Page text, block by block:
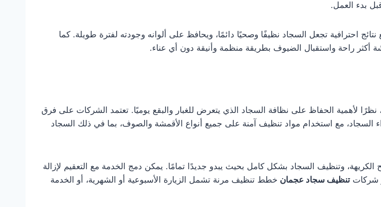
بدء العمل.
نتائج احترافية تجعل السجاد نظيفًا وصحيًا دائمًا، ويحافظ على ألوانه وجودته لفترة طويلة. كما
أكثر راحة واستقبال الضيوف بطريقة منظمة وأنيقة دون أي عناء.
نظرًا لأهمية الحفاظ على نظافة السجاد الذي يتعرض للغبار والبقع يوميًا. تعتمد الشركات على فرق
مع استخدام مواد تنظيف آمنة على جميع أنواع الأقمشة والصوف، بما في ذلك السجاد
الكريهة، وتنظيف السجاد بشكل كامل بحيث يبدو جديدًا تمامًا. يمكن دمج الخدمة مع التعقيم لإزالة
شركات تنظيف سجاد عجمان خطط تنظيف مرنة تشمل الزيارة الأسبوعية أو الشهرية، أو الخدمة